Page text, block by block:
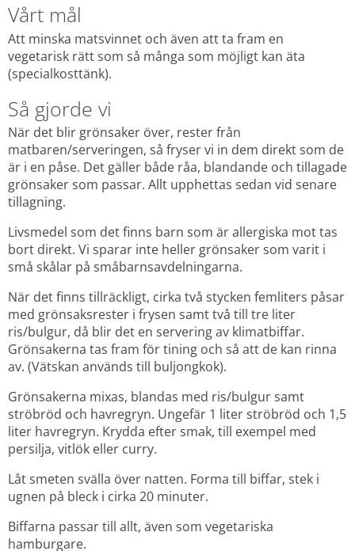
Vårt mål
Att minska matsvinnet och även att ta fram en
vegetarisk rätt som så många som möjligt kan äta
(specialkosttänk).
Så gjorde vi
När det blir grönsaker över, rester från
matbaren/serveringen, så fryser vi in dem direkt som de
är i en påse. Det gäller både råa, blandande och tillagade
grönsaker som passar. Allt upphettas sedan vid senare
tillagning.
Livsmedel som det finns barn som är allergiska mot tas
bort direkt. Vi sparar inte heller grönsaker som varit i
små skålar på småbarnsavdelningarna.
När det finns tillräckligt, cirka två stycken femliters påsar
med grönsaksrester i frysen samt två till tre liter
ris/bulgur, då blir det en servering av klimatbiffar.
Grönsakerna tas fram för tining och så att de kan rinna
av. (Vätskan används till buljongkok).
Grönsakerna mixas, blandas med ris/bulgur samt
ströbröd och havregryn. Ungefär 1 liter ströbröd och 1,5
liter havregryn. Krydda efter smak, till exempel med
persilja, vitlök eller curry.
Låt smeten svälla över natten. Forma till biffar, stek i
ugnen på bleck i cirka 20 minuter.
Biffarna passar till allt, även som vegetariska
hamburgare.